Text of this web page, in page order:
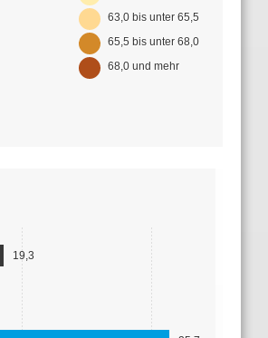
63,0 bis unter 65,5
65,5 bis unter 68,0
68,0 und mehr